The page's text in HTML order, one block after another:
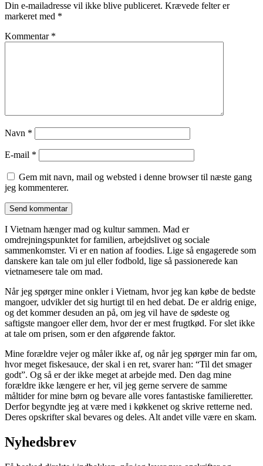
Din e-mailadresse vil ikke blive publiceret. Krævede felter er
markeret med *
Kommentar *
Navn *
E-mail *
Gem mit navn, mail og websted i denne browser til næste gang
jeg kommenterer.
I Vietnam hænger mad og kultur sammen. Mad er
omdrejningspunktet for familien, arbejdslivet og sociale
sammenkomster. Vi er en nation af foodies. Lige så engagerede som
danskere kan tale om jul eller fodbold, lige så passionerede kan
vietnamesere tale om mad.
Når jeg spørger mine onkler i Vietnam, hvor jeg kan købe de bedste
mangoer, udvikler det sig hurtigt til en hed debat. De er aldrig enige,
og det kommer desuden an på, om jeg vil have de sødeste og
saftigste mangoer eller dem, hvor der er mest frugtkød. For slet ikke
at tale om prisen, som er den afgørende faktor.
Mine forældre vejer og måler ikke af, og når jeg spørger min far om,
hvor meget fiskesauce, der skal i en ret, svarer han: “Til det smager
godt”. Og så er der ikke meget at arbejde med. Den dag mine
forældre ikke længere er her, vil jeg gerne servere de samme
måltider for mine børn og bevare alle vores fantastiske familieretter.
Derfor begyndte jeg at være med i køkkenet og skrive retterne ned.
Deres opskrifter skal bevares og deles. Alt andet ville være en skam.
Nyhedsbrev